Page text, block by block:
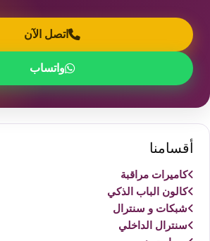
اتصل الآن
واتساب
أقسامنا
كاميرات مراقبة
كالون الباب الذكي
شبكات و سنترال
سنترال الداخلي